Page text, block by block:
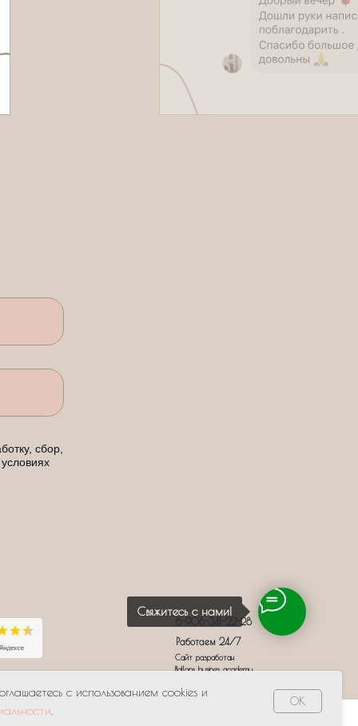
Свяжитесь с нами!
с использованием cookies и
OK
сбор,
8-908-341-22-28
Сайт разработан
Ballons busines academy
Работаем 24/7